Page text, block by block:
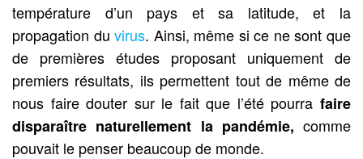
température d’un pays et sa latitude, et la
propagation duvirus. Ainsi, même si ce ne sont que
de premières études proposant uniquement de
premiers résultats, ils permettent tout de même de
nous faire douter sur le fait que l’été pourra faire
disparaître naturellement la pandémie, comme
pouvait le penser beaucoup de monde.